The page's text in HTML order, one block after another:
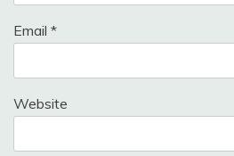
Email *
Website